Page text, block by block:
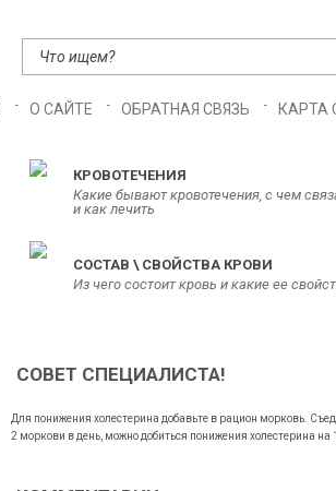
О САЙТЕ ОБРАТНАЯ СВЯЗЬ КАРТА
КРОВОТЕЧЕНИЯ
Какие бывают кровотечения, с чем
и как лечить
СОСТАВ \ СВОЙСТВА КРОВИ
Из чего состоит кровь и какие ее
СОВЕТ СПЕЦИАЛИСТА!
Для понижения холестерина добавьте в рацион морковь.
2 моркови в день, можно добиться понижения холестерина на